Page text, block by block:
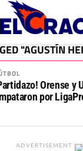
"AGUSTÍN
Orense y
por
ADVERTISEMENT